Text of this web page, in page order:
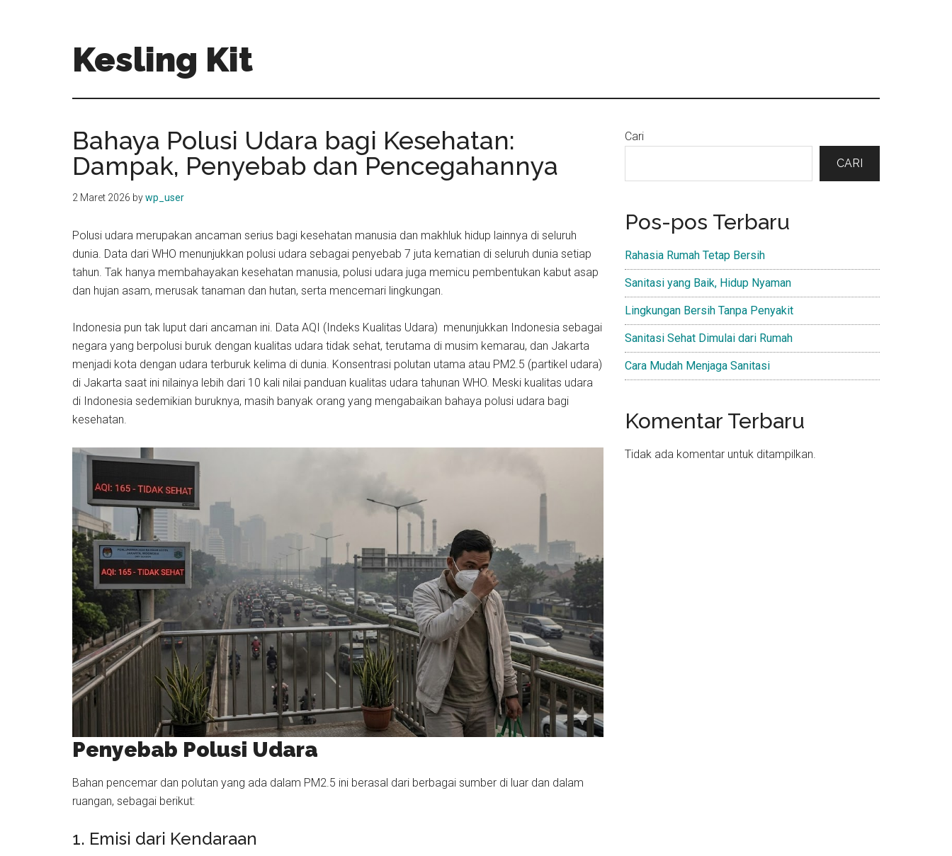
Kesling Kit
Bahaya Polusi Udara bagi Kesehatan:
Dampak, Penyebab dan Pencegahannya
2 Maret 2026 bywp_user
Polusi udara merupakan ancaman serius bagi kesehatan manusia dan makhluk hidup lainnya di seluruh
dunia. Data dari WHO menunjukkan polusi udara sebagai penyebab 7 juta kematian di seluruh dunia setiap
tahun. Tak hanya membahayakan kesehatan manusia, polusi udara juga memicu pembentukan kabut asap
dan hujan asam, merusak tanaman dan hutan, serta mencemari lingkungan.
Indonesia pun tak luput dari ancaman ini. Data AQI (Indeks Kualitas Udara) menunjukkan Indonesia sebagai
negara yang berpolusi buruk dengan kualitas udara tidak sehat, terutama di musim kemarau, dan Jakarta
menjadi kota dengan udara terburuk kelima di dunia. Konsentrasi polutan utama atau PM2.5 (partikel udara)
di Jakarta saat ini nilainya lebih dari 10 kali nilai panduan kualitas udara tahunan WHO. Meski kualitas udara
di Indonesia sedemikian buruknya, masih banyak orang yang mengabaikan bahaya polusi udara bagi
kesehatan.
Penyebab Polusi Udara
Bahan pencemar dan polutan yang ada dalam PM2.5 ini berasal dari berbagai sumber di luar dan dalam
ruangan, sebagai berikut:
1. Emisi dari Kendaraan
Primary
Cari
CARI
Pos-pos Terbaru
Rahasia Rumah Tetap Bersih
Sanitasi yang Baik, Hidup Nyaman
Lingkungan Bersih Tanpa Penyakit
Sanitasi Sehat Dimulai dari Rumah
Cara Mudah Menjaga Sanitasi
Komentar Terbaru
Tidak ada komentar untuk ditampilkan.